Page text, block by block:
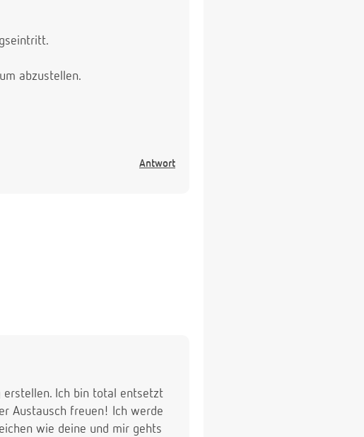
abzustellen.
Antwort
erstellen. Ich bin total entsetzt
Austausch freuen! Ich werde
wie deine und mir gehts